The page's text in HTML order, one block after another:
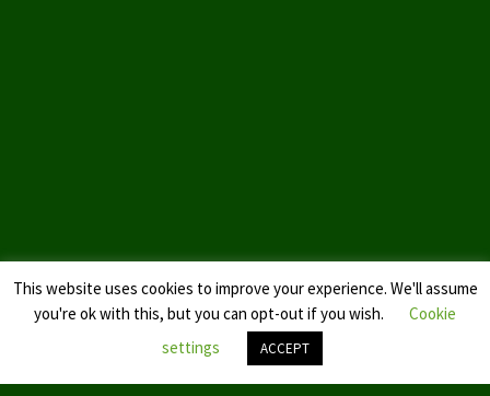
This website uses cookies to improve your experience. We'll assume
you're ok with this, but you can opt-out if you wish.
Cookie
settings
ACCEPT